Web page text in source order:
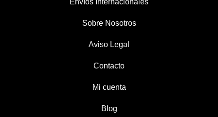
Sobre Nosotros
Aviso Legal
Contacto
Mi cuenta
Blog